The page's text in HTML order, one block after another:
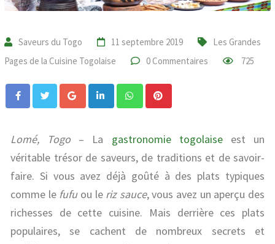
Saveurs du Togo 11 septembre 2019
Les Grandes
Pages de la Cuisine Togolaise
0 Commentaires 725
Lomé, Togo – La gastronomie togolaiseest un
véritable trésor de saveurs, de traditions et de savoir-
faire. Si vous avez déjà goûté à des plats typiques
comme le fufuou le riz sauce, vous avez un aperçu des
richesses de cette cuisine. Mais derrière ces plats
populaires, se cachent de nombreux secrets et